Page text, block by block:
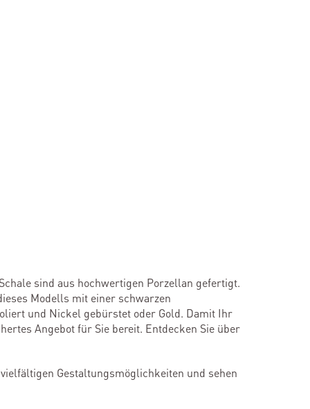
sind aus hochwertigen Porzellan gefertigt.
Modells mit einer schwarzen
und Nickel gebürstet oder Gold. Damit Ihr
Angebot für Sie bereit. Entdecken Sie über
Gestaltungsmöglichkeiten und sehen